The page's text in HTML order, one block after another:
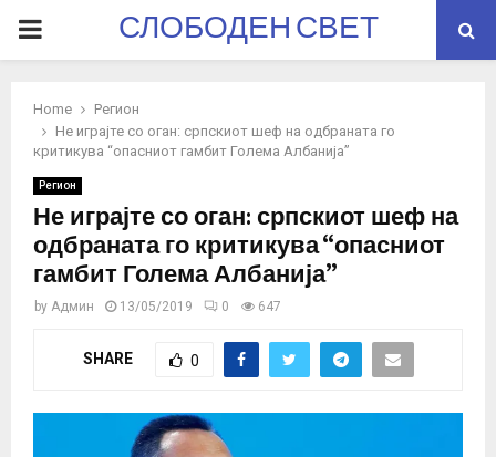
PRIMARYСЛОБОДЕН СВЕТ
Home
Регион
Не играјте со оган: српскиот шеф на одбраната го
критикува “опасниот гамбит Голема Албанија”
Регион
Не играјте со оган: српскиот шеф на
одбраната го критикува “опасниот
гамбит Голема Албанија”
by Админ 13/05/2019 0 647
SHARE 0